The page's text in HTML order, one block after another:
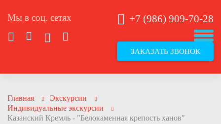
Мы в соц. сетях +7 (986) 909-70-28
ЗАКАЗАТЬ ЗВОНОК
Главная
Экскурсии
Индивидуальные экскурсии
Казанский Кремль - "Белокаменная крепость ханов"